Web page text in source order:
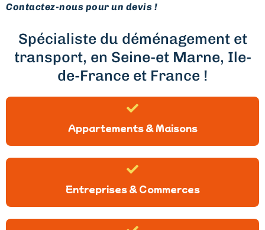
Contactez-nous pour un devis !
Spécialiste du déménagement et
transport, en Seine-et Marne, Ile-
de-France et France !
Appartements & Maisons
Entreprises & Commerces